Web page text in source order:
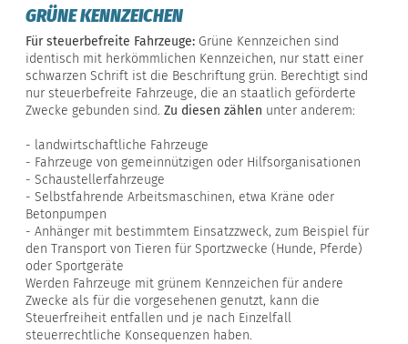
GRÜNE KENNZEICHEN
Für steuerbefreite Fahrzeuge: Grüne Kennzeichen sind
identisch mit herkömmlichen Kennzeichen, nur statt einer
schwarzen Schrift ist die Beschriftung grün. Berechtigt sind
nur steuerbefreite Fahrzeuge, die an staatlich geförderte
Zwecke gebunden sind. Zu diesen zählen unter anderem:
- landwirtschaftliche Fahrzeuge
- Fahrzeuge von gemeinnützigen oder Hilfsorganisationen
- Schaustellerfahrzeuge
- Selbstfahrende Arbeitsmaschinen, etwa Kräne oder
Betonpumpen
- Anhänger mit bestimmtem Einsatzzweck, zum Beispiel für
den Transport von Tieren für Sportzwecke (Hunde, Pferde)
oder Sportgeräte
Werden Fahrzeuge mit grünem Kennzeichen für andere
Zwecke als für die vorgesehenen genutzt, kann die
Steuerfreiheit entfallen und je nach Einzelfall
steuerrechtliche Konsequenzen haben.